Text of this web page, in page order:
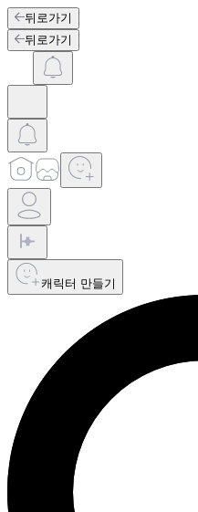
뒤로가기
뒤로가기
캐릭터 만들기